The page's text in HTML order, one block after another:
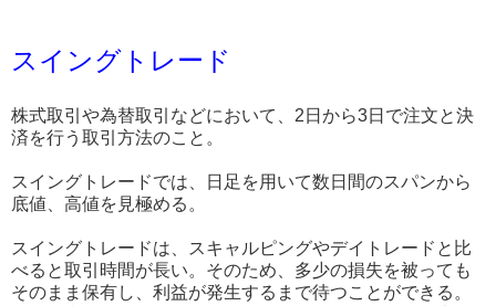
スイングトレード
株式取引や為替取引などにおいて、2日から3日で注文と決
済を行う取引方法のこと。
スイングトレードでは、日足を用いて数日間のスパンから
底値、高値を見極める。
スイングトレードは、スキャルピングやデイトレードと比
べると取引時間が長い。そのため、多少の損失を被っても
そのまま保有し、利益が発生するまで待つことができる。